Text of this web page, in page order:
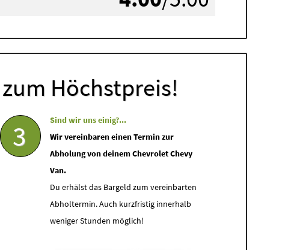
Höchstpreis!
3
Sind wir uns einig?...
Wir vereinbaren einen Termin zur
Abholung von deinem Chevrolet Chevy
Van.
Du erhälst das Bargeld zum vereinbarten
Abholtermin. Auch kurzfristig innerhalb
weniger Stunden möglich!